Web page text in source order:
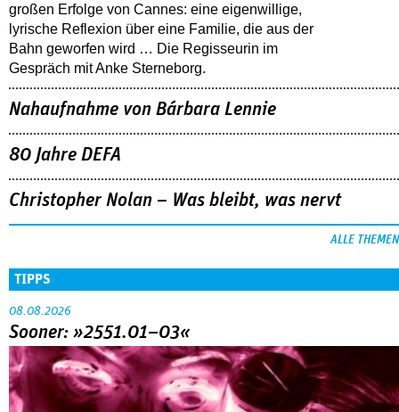
großen Erfolge von Cannes: eine eigenwillige,
lyrische Reflexion über eine ­Familie, die aus der
Bahn geworfen wird … Die Regisseurin im
Gespräch mit Anke Sterneborg.
Nahaufnahme von Bárbara Lennie
80 Jahre DEFA
Christopher Nolan – Was bleibt, was nervt
ALLE THEMEN
TIPPS
08.08.2026
Sooner: »2551.01–03«